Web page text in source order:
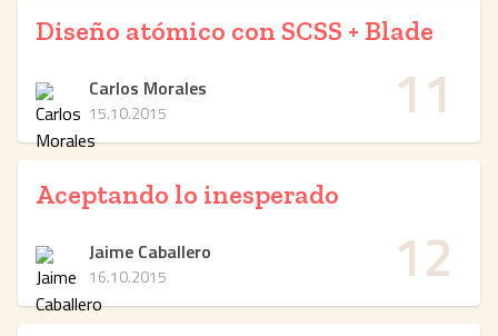
11
Diseño atómico con SCSS + Blade
Carlos Morales
15.10.2015
12
Aceptando lo inesperado
Jaime Caballero
16.10.2015